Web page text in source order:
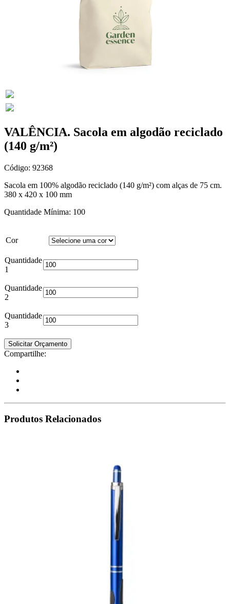
VALÊNCIA. Sacola em algodão reciclado
(140 g/m²)
Código: 92368
Sacola em 100% algodão reciclado (140 g/m²) com alças de 75 cm.
380 x 420 x 100 mm
Quantidade Mínima: 100
Cor
Quantidade
1
Quantidade
2
Quantidade
3
Solicitar Orçamento
Compartilhe:
Produtos Relacionados